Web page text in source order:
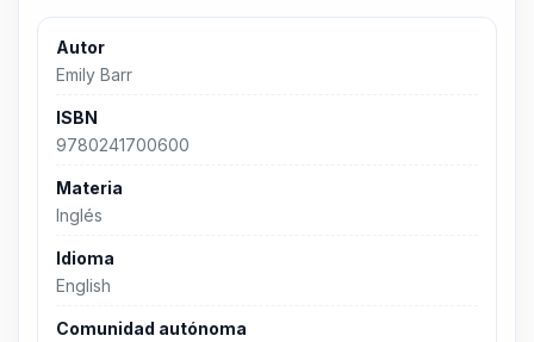
Autor
Emily Barr
ISBN
9780241700600
Materia
Inglés
Idioma
English
Comunidad autónoma